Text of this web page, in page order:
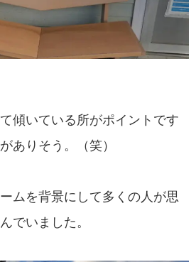
傾いている所がポイントです
ありそう。（笑）
ムを背景にして多くの人が思
でいました。